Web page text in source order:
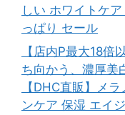
しい ホワイトケ
っぱり セール
【店内P最大18倍
ち向かう、濃厚美
【DHC直販】メ
ンケア 保湿 エイ